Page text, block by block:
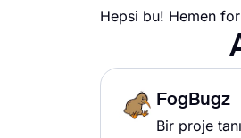
Hepsi bu! Hemen
FogBugz
Bir proje